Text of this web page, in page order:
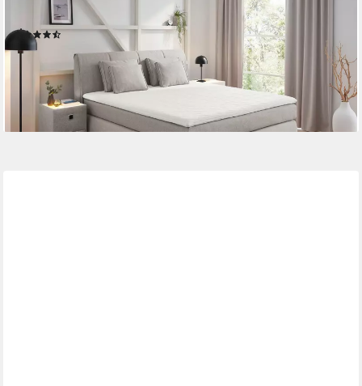
4 Kissen, erhältlich in den Breiten 160 & 180cm
(633)
ab 849,99 € 1.599,99 €
lieferbar - in 2-4 Werktagen bei dir